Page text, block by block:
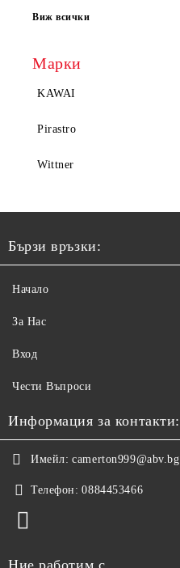
Виж всички
Марки
KAWAI
Pirastro
Wittner
Бързи връзки:
Начало
За Нас
Вход
Чести Въпроси
Информация за контакти:
Имейл: camerton999@abv.bg
Телефон: 0884453466